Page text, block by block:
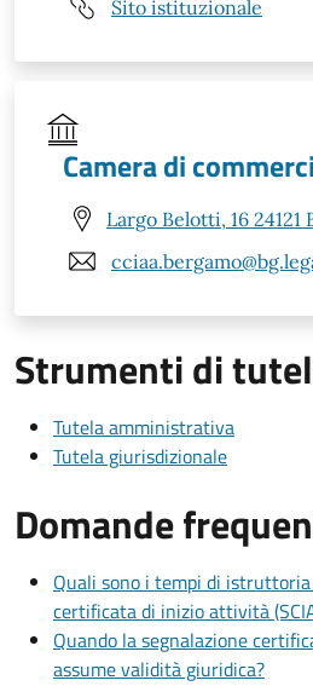
Sito istituzionale
Camera di
Largo Belotti, 16 24121
Strumenti di
Tutela amministrativa
Tutela giurisdizionale
Domande
Quali sono i tempi di
certificata di inizio attività
Quando la segnalazione
assume validità giuridica?